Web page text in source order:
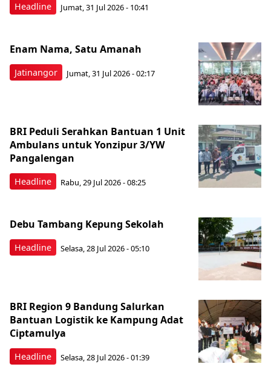
Headline Jumat, 31 Jul 2026 - 10:41
Jatinangor
Enam Nama, Satu Amanah
Jumat, 31 Jul 2026 - 02:17
Headline
BRI Peduli Serahkan Bantuan 1 Unit
Ambulans untuk Yonzipur 3/YW
Pangalengan
Rabu, 29 Jul 2026 - 08:25
Headline
Debu Tambang Kepung Sekolah
Selasa, 28 Jul 2026 - 05:10
Headline
BRI Region 9 Bandung Salurkan
Bantuan Logistik ke Kampung Adat
Ciptamulya
Selasa, 28 Jul 2026 - 01:39